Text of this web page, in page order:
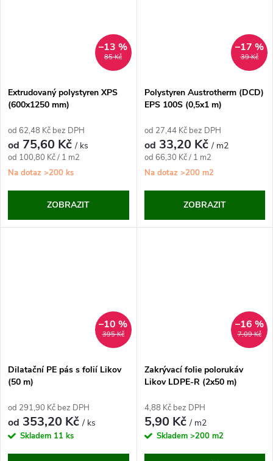
85 Kč
–13 %
Extrudovaný polystyren XPS
(600x1250 mm)
od 62,48 Kč bez DPH
od 75,60 Kč/ ks
Měrná
cena:
od 100,80 Kč / 1 m2
Na dotaz >200 ks
ZOBRAZIT
39 Kč
–17 %
Polystyren Austrotherm (DCD)
EPS 100S (0,5x1 m)
od 27,44 Kč bez DPH
od 33,20 Kč/ m2
Měrná
cena:
od 66,30 Kč / 1 m2
Na dotaz >200 m2
ZOBRAZIT
395 Kč
–10 %
Dilatační PE pás s folií Likov
(50 m)
od 291,90 Kč bez DPH
od 353,20 Kč/ ks
Skladem 11 ks
7,09 Kč
–16 %
Zakrývací folie polorukáv
Likov LDPE-R (2x50 m)
4,88 Kč bez DPH
5,90 Kč/ m2
Skladem >200 m2